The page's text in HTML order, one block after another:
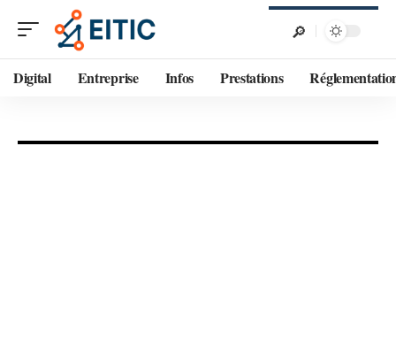
Digital Entreprise Infos Prestations